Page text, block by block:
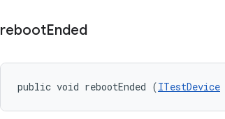
rebootEnded
public void rebootEnded (ITestDevice